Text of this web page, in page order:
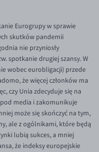
Eurogrupy w sprawie
skutków pandemii
nie przyniosły
spotkanie drugiej szansy. W
wobec eurobligacji) przede
że więcej członków ma
czy Unia zdecyduje się na
media i zakomunikuje
może się skończyć na tym,
ale z ogólnikami, które będą
lubią sukces, a mniej
że indeksy europejskie